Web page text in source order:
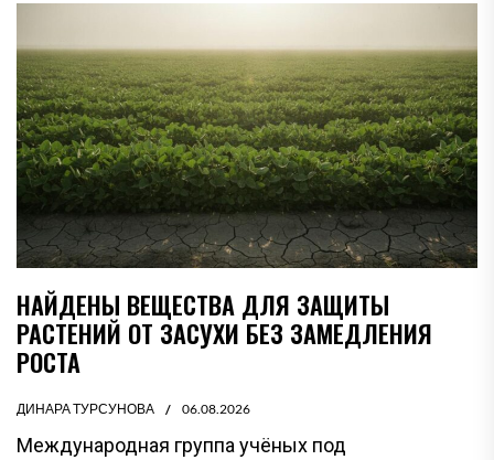
НАЙДЕНЫ ВЕЩЕСТВА ДЛЯ ЗАЩИТЫ
РАСТЕНИЙ ОТ ЗАСУХИ БЕЗ ЗАМЕДЛЕНИЯ
РОСТА
ДИНАРА ТУРСУНОВА 06.08.2026
Международная группа учёных под